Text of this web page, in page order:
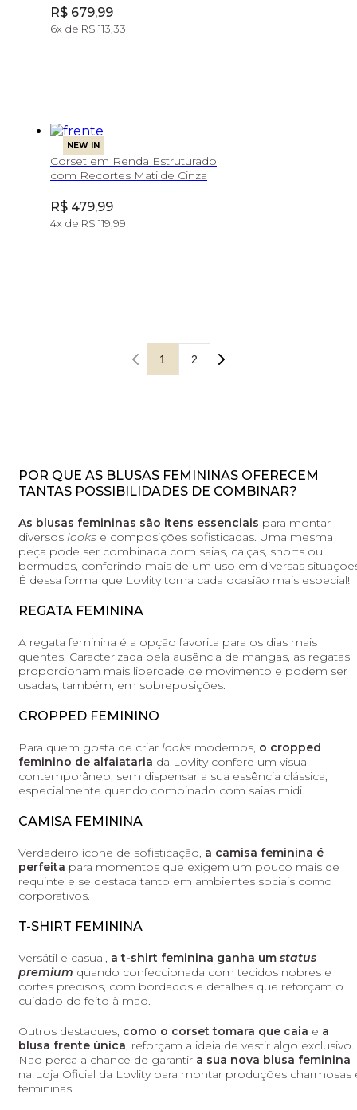
Price:
R$ 679,99
6x de R$ 113,33
NEW IN
Corset em Renda Estruturado
com Recortes Matilde Cinza
Price:
R$ 479,99
4x de R$ 119,99
1 2
POR QUE AS BLUSAS FEMININAS OFERECEM
TANTAS POSSIBILIDADES DE COMBINAR?
As blusas femininas são itens essenciais para montar
diversos looks e composições sofisticadas. Uma mesma
peça pode ser combinada com saias, calças, shorts ou
bermudas, conferindo mais de um uso em diversas
É dessa forma que Lovlity torna cada ocasião mais especial!
REGATA FEMININA
A regata feminina é a opção favorita para os dias mais
quentes. Caracterizada pela ausência de mangas, as regatas
proporcionam mais liberdade de movimento e podem ser
usadas, também, em sobreposições.
CROPPED FEMININO
Para quem gosta de criar looks modernos, o cropped
feminino de alfaiataria da Lovlity confere um visual
contemporâneo, sem dispensar a sua essência clássica,
especialmente quando combinado com saias midi.
CAMISA FEMININA
Verdadeiro ícone de sofisticação, a camisa feminina é
perfeita para momentos que exigem um pouco mais de
requinte e se destaca tanto em ambientes sociais como
corporativos.
T-SHIRT FEMININA
Versátil e casual, a t-shirt feminina ganha um status
premium quando confeccionada com tecidos nobres e
cortes precisos, com bordados e detalhes que reforçam o
cuidado do feito à mão.
Outros destaques, como o corset tomara que caia e a
blusa frente única, reforçam a ideia de vestir algo exclusivo.
Não perca a chance de garantir a sua nova blusa feminina
na Loja Oficial da Lovlity para montar produções charmosas
femininas.